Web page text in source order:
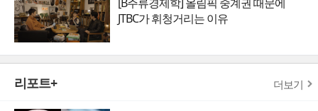
JTBC가 휘청거리는 이유
리포트+ 더보기